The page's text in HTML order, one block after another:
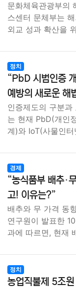
문화체육관광부의
스센터 문체부는
외교 성과 확산을
정치
“PbD 시범인증
예방의 새로운 해
인증제도의 구분과
는 현재 PbD(개인
계)와 IoT(사물인
경제
“농식품부 배추·
고! 이유는?”
배추와 무 가격 동
연구원이 발표한
과에 따르면, 현재
정치
농업직불제 5조